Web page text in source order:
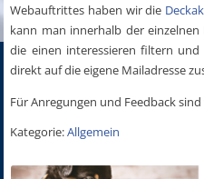
Webauftrittes haben wir die
kann man innerhalb der
die einen interessieren filtern
direkt auf die eigene Mailadresse
Für Anregungen und Feedback
Kategorie:Allgemein